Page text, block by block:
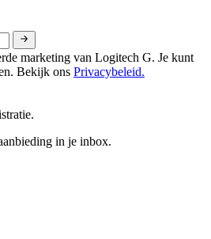
marketing van Logitech G. Je kunt
Bekijk ons Privacybeleid.
in je inbox.